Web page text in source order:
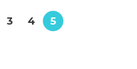
3 4 5